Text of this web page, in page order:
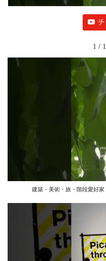
1 /
建築・美術・旅・階段愛好